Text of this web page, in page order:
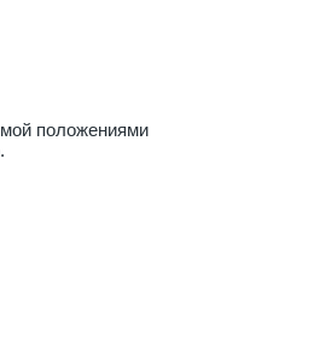
положениями